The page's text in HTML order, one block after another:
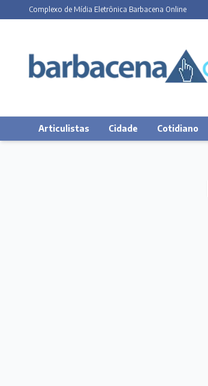
Complexo de Mídia Eletrônica Barbacena Online
Articulistas Cidade Cotidiano